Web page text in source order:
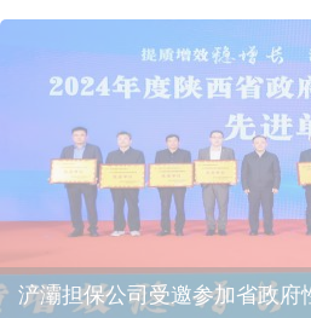
浐灞担保公司受邀参加省政